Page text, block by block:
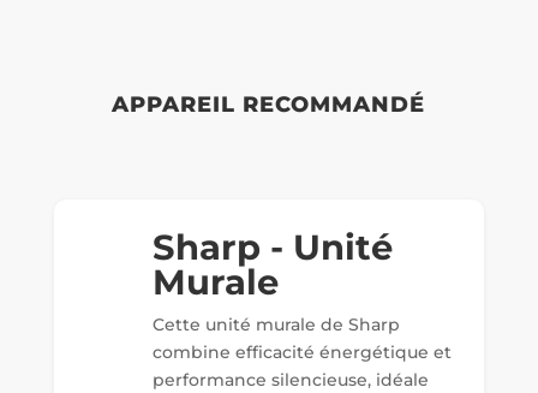
APPAREIL RECOMMANDÉ
Sharp - Unité
Murale
Cette unité murale de Sharp
combine efficacité énergétique et
performance silencieuse, idéale